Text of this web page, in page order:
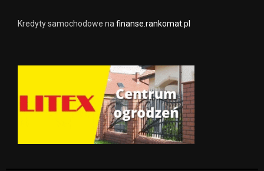
Kredyty samochodowe na finanse.rankomat.pl